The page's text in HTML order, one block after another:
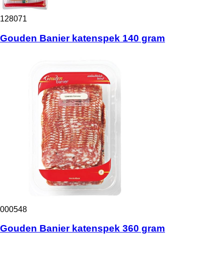
128071
Gouden Banier katenspek 140 gram
000548
Gouden Banier katenspek 360 gram